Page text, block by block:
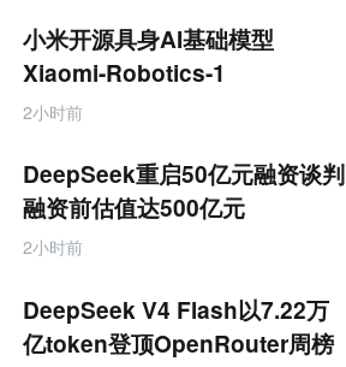
商
产
业
互
联
网
小米开源具身AI基础模型
Xiaomi-Robotics-1
2小时前
DeepSeek重启50亿元融资谈判
融资前估值达500亿元
2小时前
DeepSeek V4 Flash以7.22万
亿token登顶OpenRouter周榜